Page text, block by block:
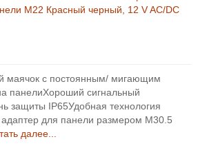
маячок с постоянным/ мигающим
панелиХороший сигнальный
защиты IP65Удобная технология
для панели размером M30.5
далее...